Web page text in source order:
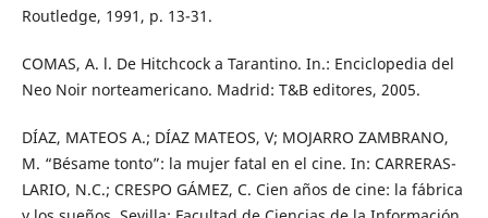
Routledge, 1991, p. 13-31.
COMAS, A. l. De Hitchcock a Tarantino. In.: Enciclopedia del
Neo Noir norteamericano. Madrid: T&B editores, 2005.
DÍAZ, MATEOS A.; DÍAZ MATEOS, V; MOJARRO ZAMBRANO,
M. “Bésame tonto”: la mujer fatal en el cine. In: CARRERAS-
LARIO, N.C.; CRESPO GÁMEZ, C. Cien años de cine: la fábrica